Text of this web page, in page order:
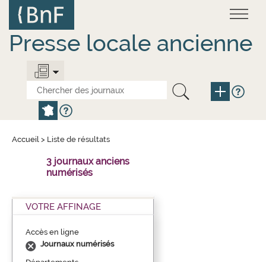
contenu
principal
Presse locale ancienne
Accueil > Liste de résultats
3 journaux anciens
numérisés
VOTRE AFFINAGE
Accès en ligne
Journaux numérisés
Panneau de gestion des cookies